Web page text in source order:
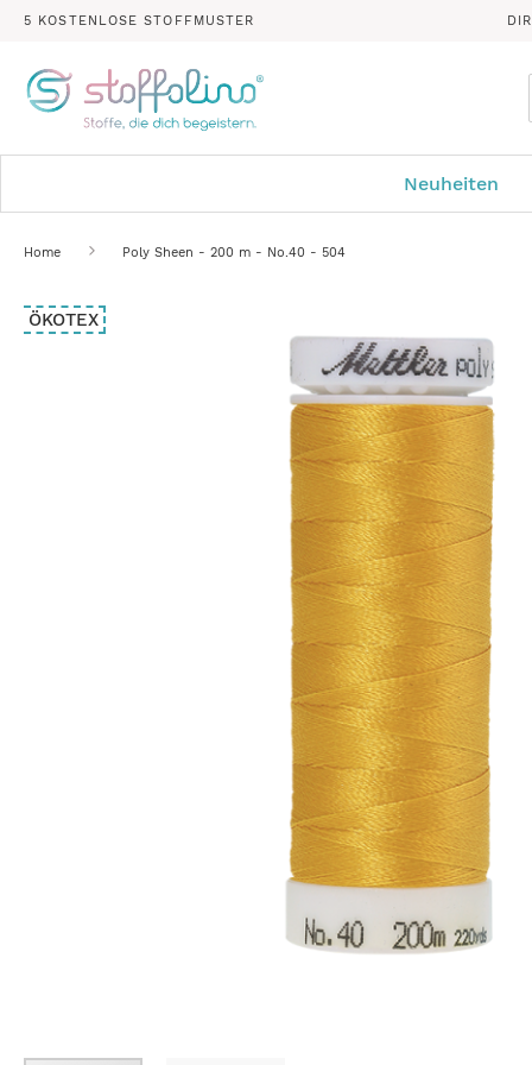
5 KOSTENLOSE STOFFMUSTER
Neuheiten
Home Poly Sheen - 200 m - No.40 - 504
Zum
Ende
ÖKOTEX